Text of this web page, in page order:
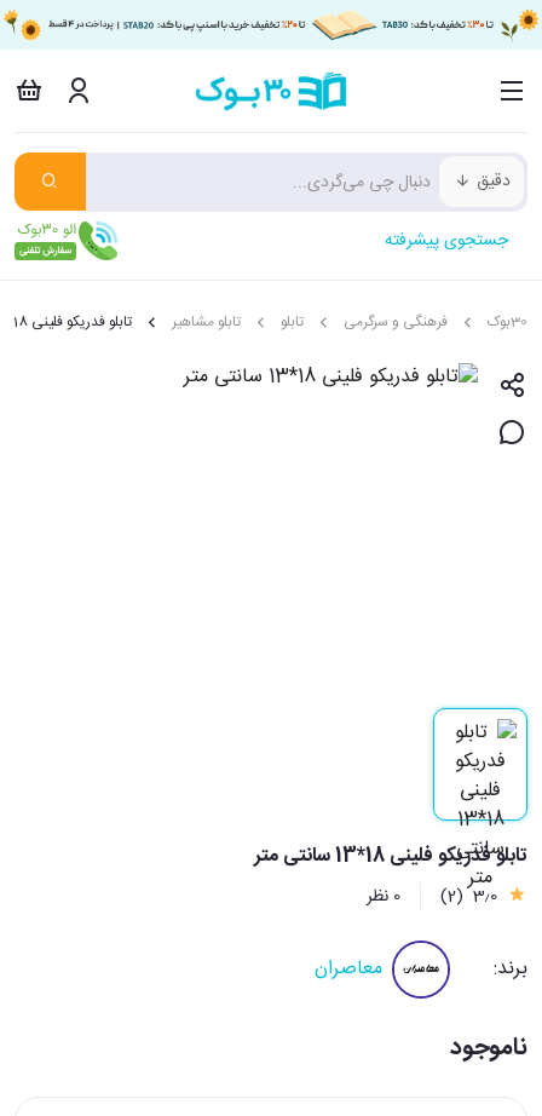
دقیق
جستجوی پیشرفته
30بوک فرهنگی و سرگرمی تابلو تابلو مشاهیر تابلو فدریکو فلینی 18*13 سانتی متر
تابلو فدریکو فلینی 18*13 سانتی متر
3٫0 (2) 0 نظر
برند: معاصران
ناموجود